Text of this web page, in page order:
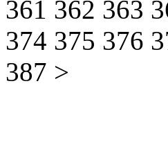
361 362 363
374 375 376
387 >